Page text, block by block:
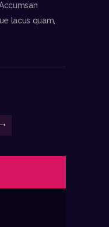
lacus quam,